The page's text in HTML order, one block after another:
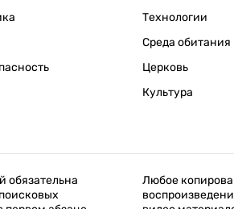
Технологии
Среда обитания
Церковь
Культура
обязательна
Любое